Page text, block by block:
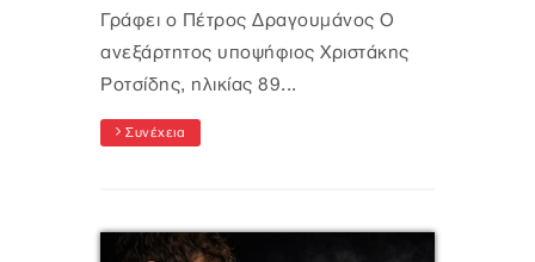
Γράφει ο Πέτρος Δραγουμάνος Ο
ανεξάρτητος υποψήφιος Χριστάκης
Ροτσίδης, ηλικίας 89...
Συνέχεια